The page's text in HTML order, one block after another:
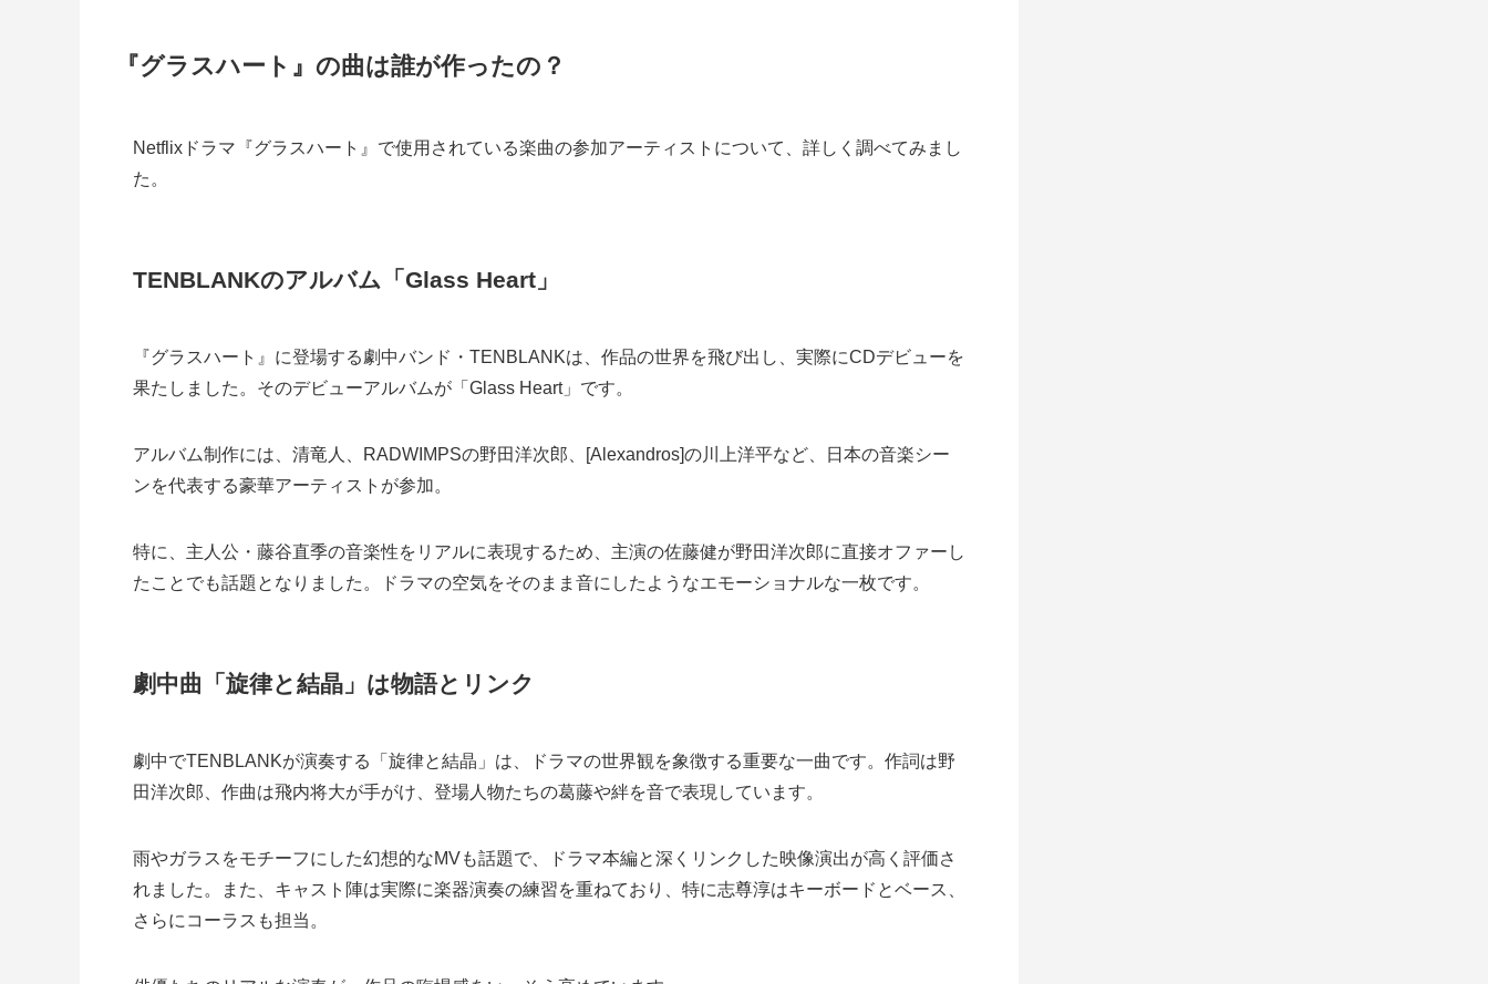
『グラスハート』の曲は誰が作ったの？
Netflixドラマ『グラスハート』で使用されている楽曲の参加アーティストについて、詳しく調べてみまし
た。
TENBLANKのアルバム「Glass Heart」
『グラスハート』に登場する劇中バンド・TENBLANKは、作品の世界を飛び出し、実際にCDデビューを
果たしました。そのデビューアルバムが「Glass Heart」です。
アルバム制作には、清竜人、RADWIMPSの野田洋次郎、[Alexandros]の川上洋平など、日本の音楽シー
ンを代表する豪華アーティストが参加。
特に、主人公・藤谷直季の音楽性をリアルに表現するため、主演の佐藤健が野田洋次郎に直接オファーし
たことでも話題となりました。ドラマの空気をそのまま音にしたようなエモーショナルな一枚です。
劇中曲「旋律と結晶」は物語とリンク
劇中でTENBLANKが演奏する「旋律と結晶」は、ドラマの世界観を象徴する重要な一曲です。作詞は野
田洋次郎、作曲は飛内将大が手がけ、登場人物たちの葛藤や絆を音で表現しています。
雨やガラスをモチーフにした幻想的なMVも話題で、ドラマ本編と深くリンクした映像演出が高く評価さ
れました。また、キャスト陣は実際に楽器演奏の練習を重ねており、特に志尊淳はキーボードとベース、
さらにコーラスも担当。